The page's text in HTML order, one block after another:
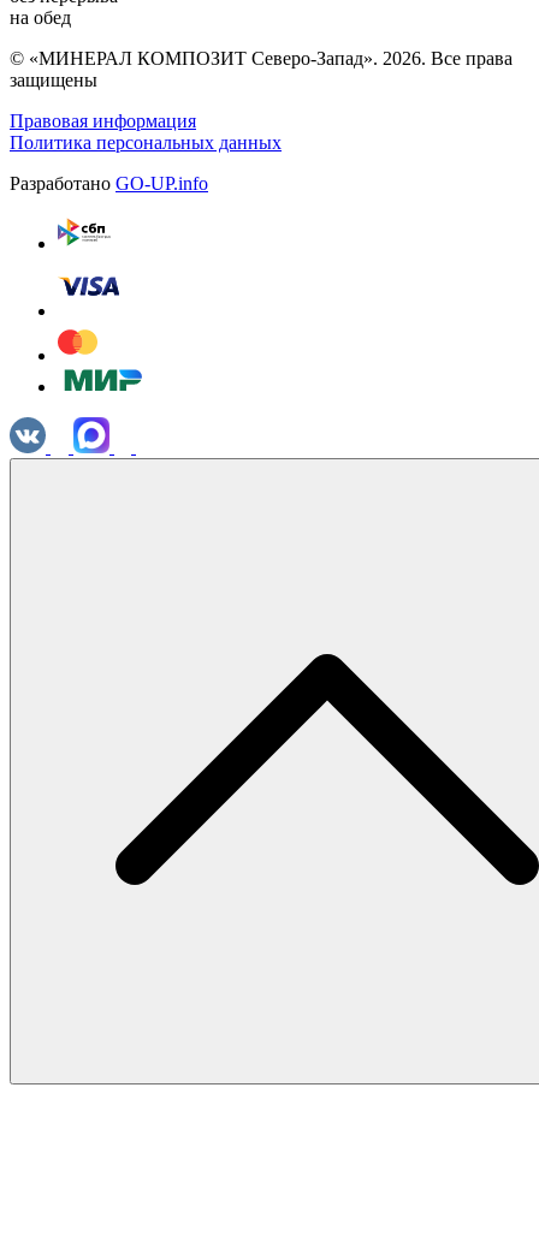
на обед
© «МИНЕРАЛ КОМПОЗИТ Северо-Запад». 2026. Все права
защищены
Правовая информация
Политика персональных данных
Разработано GO-UP.info